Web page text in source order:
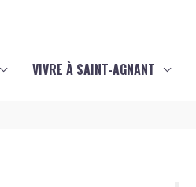
VIVRE À SAINT-AGNANT